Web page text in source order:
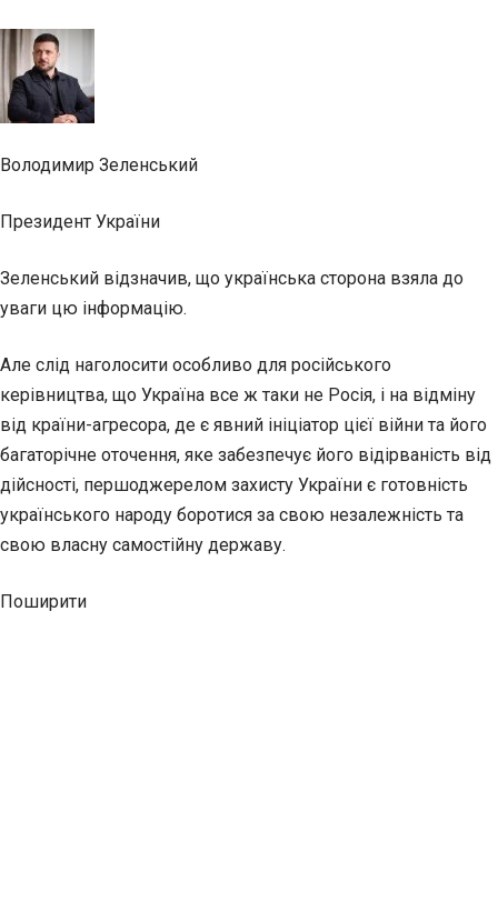
Володимир Зеленський
Президент України
Зеленський відзначив, що українська сторона взяла до
уваги цю інформацію.
Але слід наголосити особливо для російського
керівництва, що Україна все ж таки не Росія, і на відміну
від країни-агресора, де є явний ініціатор цієї війни та його
багаторічне оточення, яке забезпечує його відірваність від
дійсності, першоджерелом захисту України є готовність
українського народу боротися за свою незалежність та
свою власну самостійну державу.
Поширити